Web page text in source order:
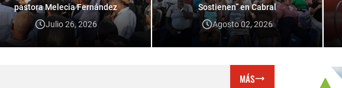
pastora Melecia Fernández
Julio 26, 2026
Sostienen” en Cabral
Agosto 02, 2026